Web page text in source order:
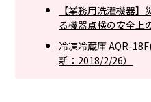
【業務用洗濯機器
る機器点検の安全上
冷凍冷蔵庫 AQR-
新：2018/2/26）